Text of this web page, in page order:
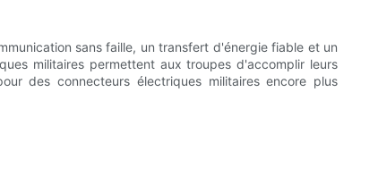
sans faille, un transfert d'énergie fiable et un
militaires permettent aux troupes d'accomplir leurs
des connecteurs électriques militaires encore plus